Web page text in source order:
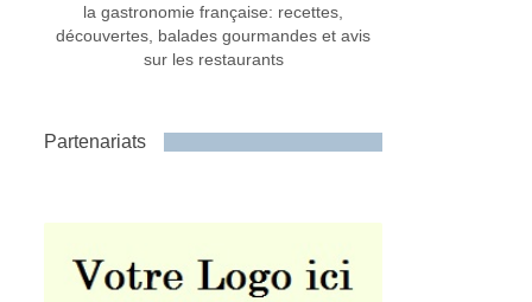
la gastronomie française: recettes,
découvertes, balades gourmandes et avis
sur les restaurants
Partenariats